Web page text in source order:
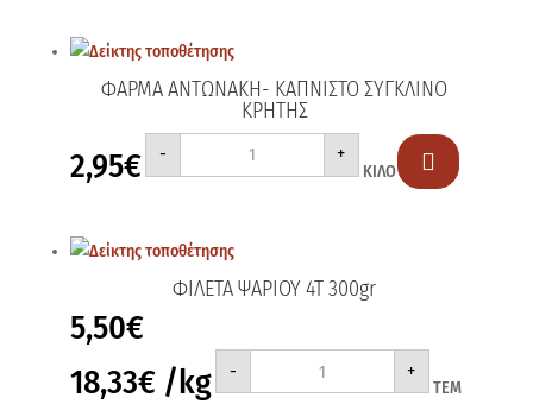
ΦΑΡΜΑ ΑΝΤΩΝΑΚΗ- ΚΑΠΝΙΣΤΟ ΣΥΓΚΛΙΝΟ
ΚΡΗΤΗΣ
2,95€ -
ΦΑΡΜΑ
ΑΝΤΩΝΑΚΗ-
ΚΑΠΝΙΣΤΟ
+
ΚΙΛΟ 
ΦΙΛΕΤΑ ΨΑΡΙΟΥ 4Τ 300gr
5,50€
18,33€ /kg -
ΦΙΛΕΤΑ
4Τ
+
ΤΕΜ